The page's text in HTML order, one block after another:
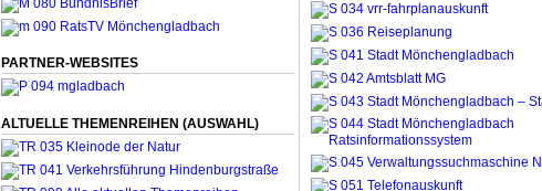
PARTNER-WEBSITES
ALTUELLE THEMENREIHEN (AUSWAHL)